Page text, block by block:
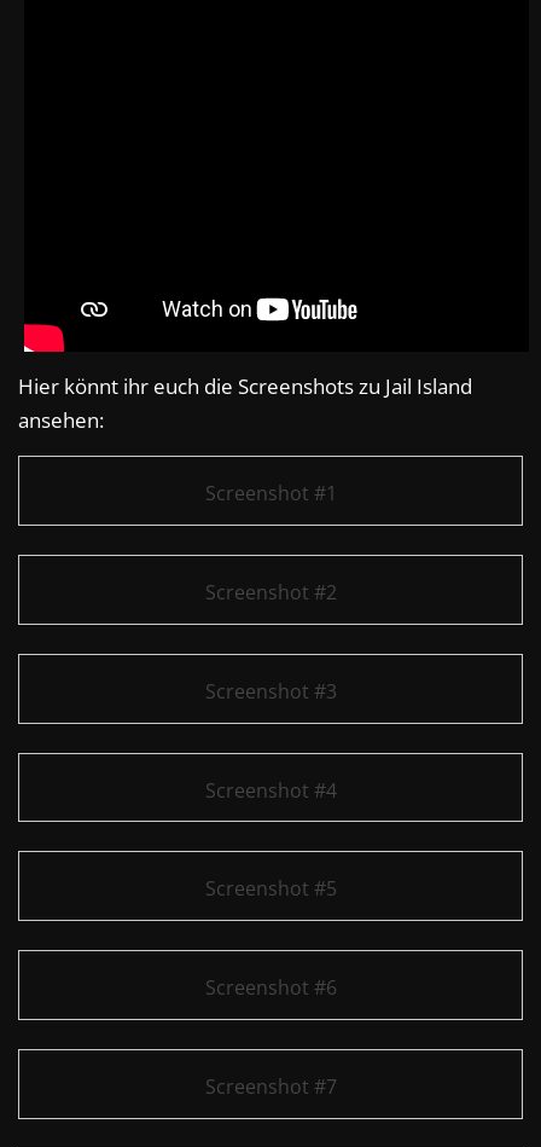
Hier könnt ihr euch die Screenshots zu Jail Island
ansehen:
Screenshot #1
Screenshot #2
Screenshot #3
Screenshot #4
Screenshot #5
Screenshot #6
Screenshot #7